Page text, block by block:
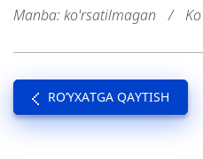
Manba: ko'rsatilmagan /
RO’YXATGA QAYTISH